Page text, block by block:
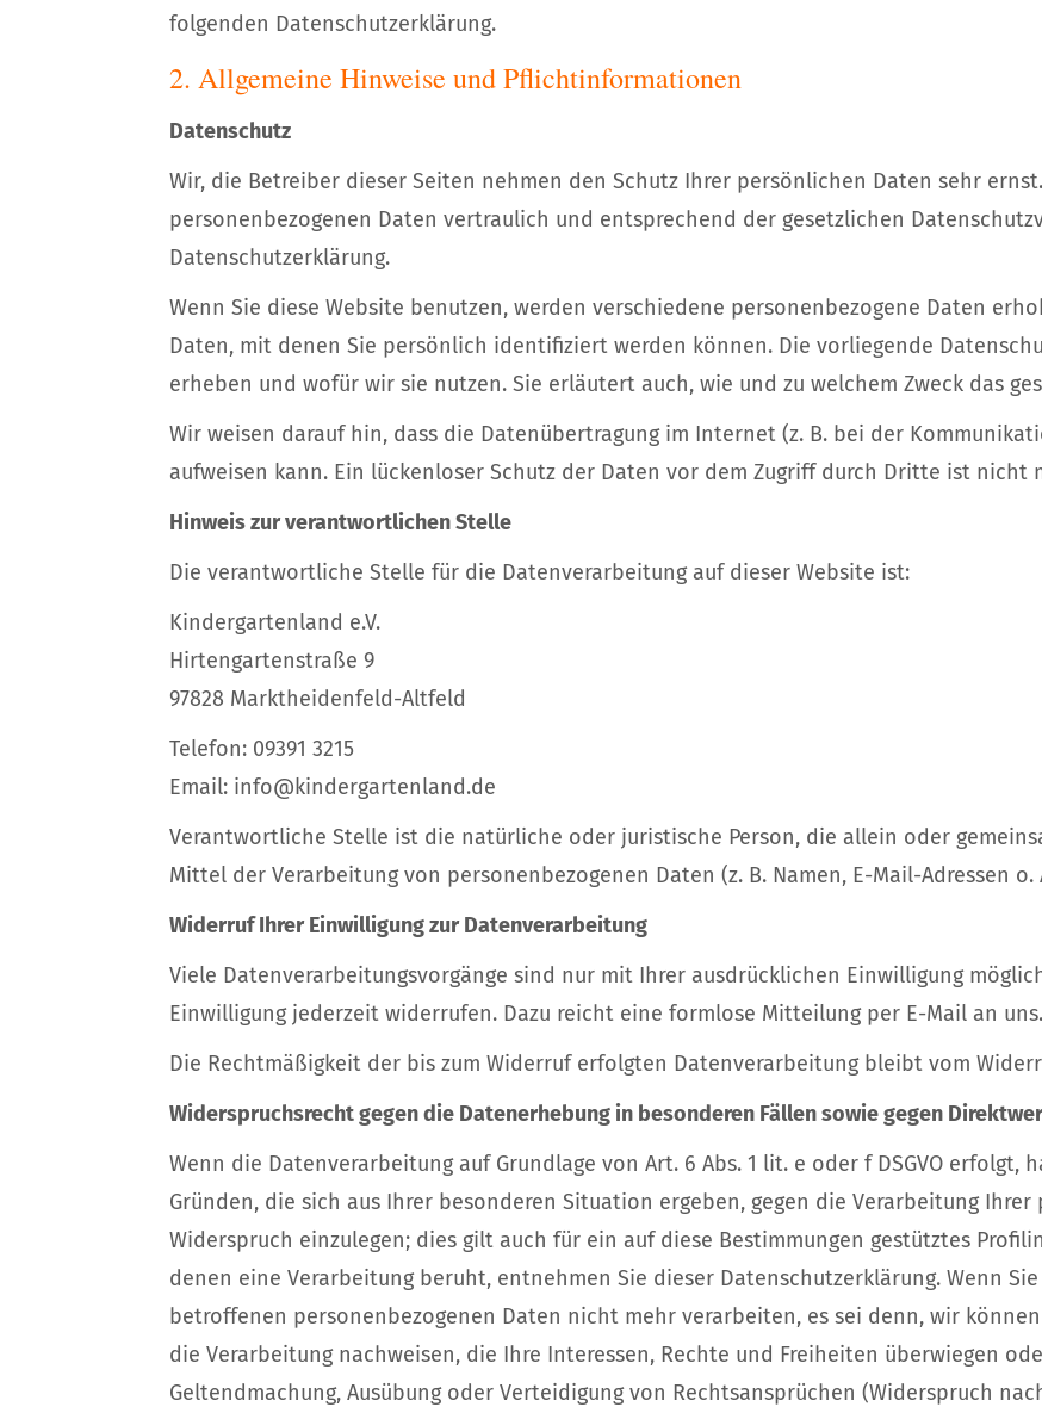
folgenden Datenschutzerklärung.
2. Allgemeine Hinweise und Pflichtinformationen
Datenschutz
Wir, die Betreiber dieser Seiten nehmen den Schutz Ihrer persönlichen Daten sehr
personenbezogenen Daten vertraulich und entsprechend der gesetzlichen
Datenschutzerklärung.
Wenn Sie diese Website benutzen, werden verschiedene personenbezogene Daten
Daten, mit denen Sie persönlich identifiziert werden können. Die vorliegende
erheben und wofür wir sie nutzen. Sie erläutert auch, wie und zu welchem Zweck das
Wir weisen darauf hin, dass die Datenübertragung im Internet (z. B. bei der
aufweisen kann. Ein lückenloser Schutz der Daten vor dem Zugriff durch Dritte ist nicht
Hinweis zur verantwortlichen Stelle
Die verantwortliche Stelle für die Datenverarbeitung auf dieser Website ist:
Kindergartenland e.V.
Hirtengartenstraße 9
97828 Marktheidenfeld-Altfeld
Telefon: 09391 3215
Email: info@kindergartenland.de
Verantwortliche Stelle ist die natürliche oder juristische Person, die allein oder
Mittel der Verarbeitung von personenbezogenen Daten (z. B. Namen, E-Mail-Adressen
Widerruf Ihrer Einwilligung zur Datenverarbeitung
Viele Datenverarbeitungsvorgänge sind nur mit Ihrer ausdrücklichen Einwilligung
Einwilligung jederzeit widerrufen. Dazu reicht eine formlose Mitteilung per E-Mail an uns.
Die Rechtmäßigkeit der bis zum Widerruf erfolgten Datenverarbeitung bleibt vom
Widerspruchsrecht gegen die Datenerhebung in besonderen Fällen sowie gegen
Wenn die Datenverarbeitung auf Grundlage von Art. 6 Abs. 1 lit. e oder f DSGVO erfolgt,
Gründen, die sich aus Ihrer besonderen Situation ergeben, gegen die Verarbeitung Ihrer
Widerspruch einzulegen; dies gilt auch für ein auf diese Bestimmungen gestütztes
denen eine Verarbeitung beruht, entnehmen Sie dieser Datenschutzerklärung. Wenn
betroffenen personenbezogenen Daten nicht mehr verarbeiten, es sei denn, wir
die Verarbeitung nachweisen, die Ihre Interessen, Rechte und Freiheiten überwiegen
Geltendmachung, Ausübung oder Verteidigung von Rechtsansprüchen (Widerspruch nach